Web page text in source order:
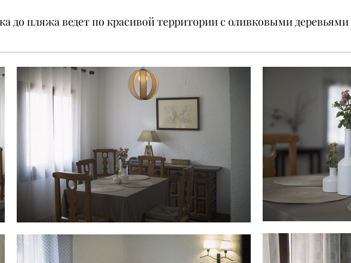
до пляжа ведет по красивой территории с оливковыми деревьями